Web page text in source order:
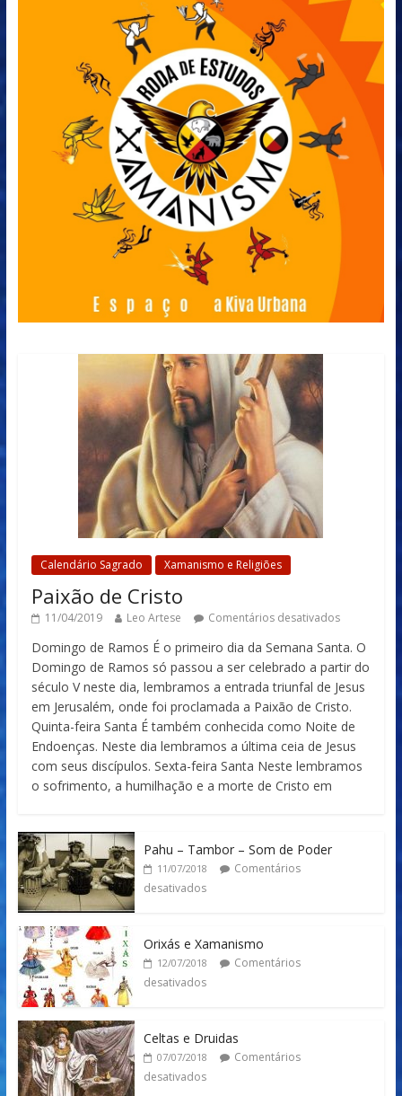
Calendário Sagrado Xamanismo e Religiões
Paixão de Cristo
11/04/2019 Leo Artese Comentários desativados
Domingo de Ramos É o primeiro dia da Semana Santa. O
Domingo de Ramos só passou a ser celebrado a partir do
século V neste dia, lembramos a entrada triunfal de Jesus
em Jerusalém, onde foi proclamada a Paixão de Cristo.
Quinta-feira Santa É também conhecida como Noite de
Endoenças. Neste dia lembramos a última ceia de Jesus
com seus discípulos. Sexta-feira Santa Neste lembramos
o sofrimento, a humilhação e a morte de Cristo em
Pahu – Tambor – Som de Poder
11/07/2018
Comentários
desativados
Orixás e Xamanismo
12/07/2018
Comentários
desativados
Celtas e Druidas
07/07/2018
Comentários
desativados